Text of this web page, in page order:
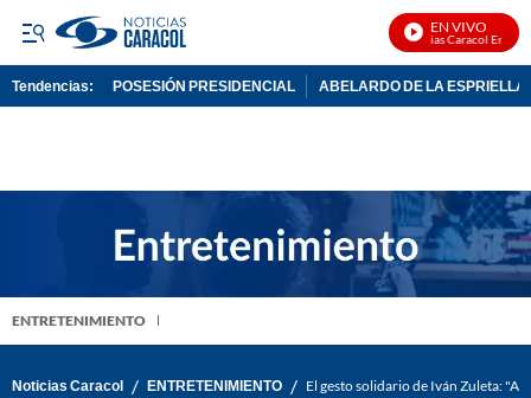
EN VIVO
Noticias Caracol En Vivo
Tendencias: POSESIÓN PRESIDENCIAL ABELARDO DE LA ESPRIELLA
ENTRETENIMIENTO
Noticias Caracol / ENTRETENIMIENTO / El gesto solidario de Iván Zuleta: